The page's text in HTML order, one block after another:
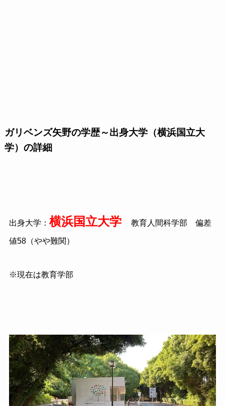
ガリベンズ矢野の学歴～出身大学（横浜国立大
学）の詳細
出身大学： 横浜国立大学 教育人間科学部 偏差
値58（やや難関）
※現在は教育学部